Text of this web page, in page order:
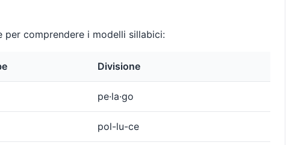
per comprendere i modelli sillabici:
Divisione
pe·la·go
pol-lu-ce